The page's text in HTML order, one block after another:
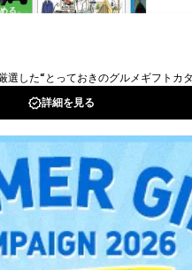
2021/03/30
2019/03/01